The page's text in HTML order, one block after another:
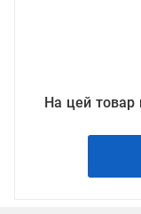
На цей товар